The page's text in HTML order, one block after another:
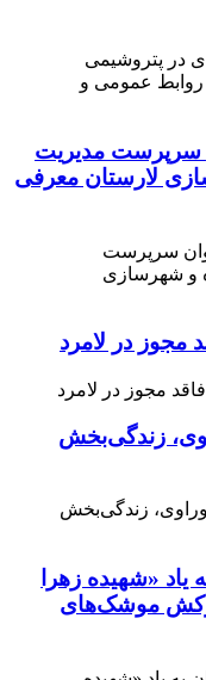
سرپرست مدیریت
لارستان معرفی
زندگی‌بخش
«شهیده زهرا
موشک‌های